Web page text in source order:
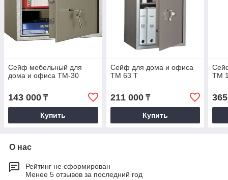
Сейф мебельный для
дома и офиса ТМ-30
143 000 ₸
Купить
Сейф для дома и офиса
ТМ 63 Т
211 000₸
Купить
ТМ
О нас
Рейтинг не сформирован
Менее 5 отзывов за последний год